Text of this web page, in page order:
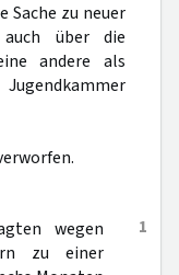
Sache zu neuer
auch über die
andere als
1
wegen
zu einer